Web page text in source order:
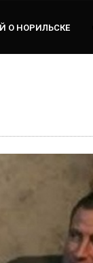
О НОРИЛЬСКЕ